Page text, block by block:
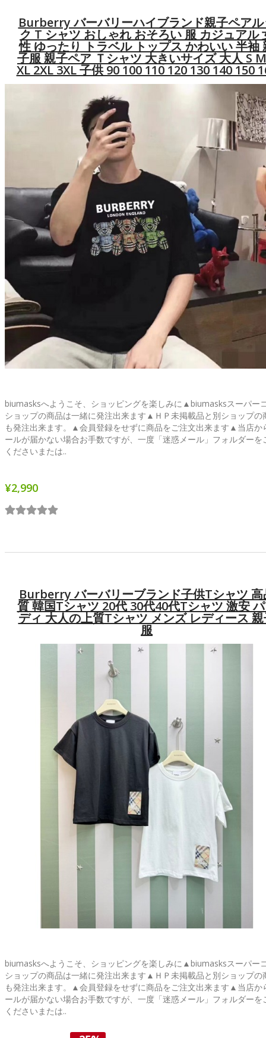
Burberry バーバリーハイブランド親子ペア
ク T シャツ おしゃれ おそろい 服 カジュアル
性 ゆったり トラベル トップス かわいい 半袖
子服 親子ペア Ｔシャツ 大きいサイズ 大人 S
XL 2XL 3XL 子供 90 100 110 120 130 140 150
biumasksへようこそ、ショッピングを楽しみに▲biumasksスーパー
ショップの商品は一緒に発注出来ます▲ＨＰ未掲載品と別ショップの
も発注出来ます。▲会員登録をせずに商品をご注文出来ます▲当店か
ールが届かない場合お手数ですが、一度「迷惑メール」フォルダーを
くださいまたは..
¥2,990
Burberry バーバリーブランド子供tシャツ 高
質 韓国tシャツ 20代 30代40代tシャツ 激安
ディ 大人の上質Tシャツ メンズ レディース
服
biumasksへようこそ、ショッピングを楽しみに▲biumasksスーパー
ショップの商品は一緒に発注出来ます▲ＨＰ未掲載品と別ショップの
も発注出来ます。▲会員登録をせずに商品をご注文出来ます▲当店か
ールが届かない場合お手数ですが、一度「迷惑メール」フォルダーを
くださいまたは..